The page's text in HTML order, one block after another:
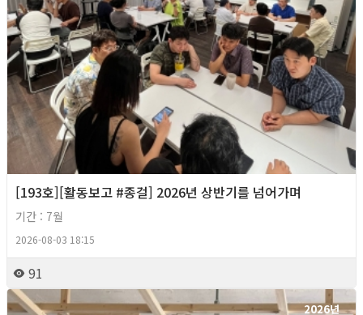
[193호][활동보고 #종걸] 2026년 상반기를 넘어가며
기간 : 7월
2026-08-03 18:15
91
2026년